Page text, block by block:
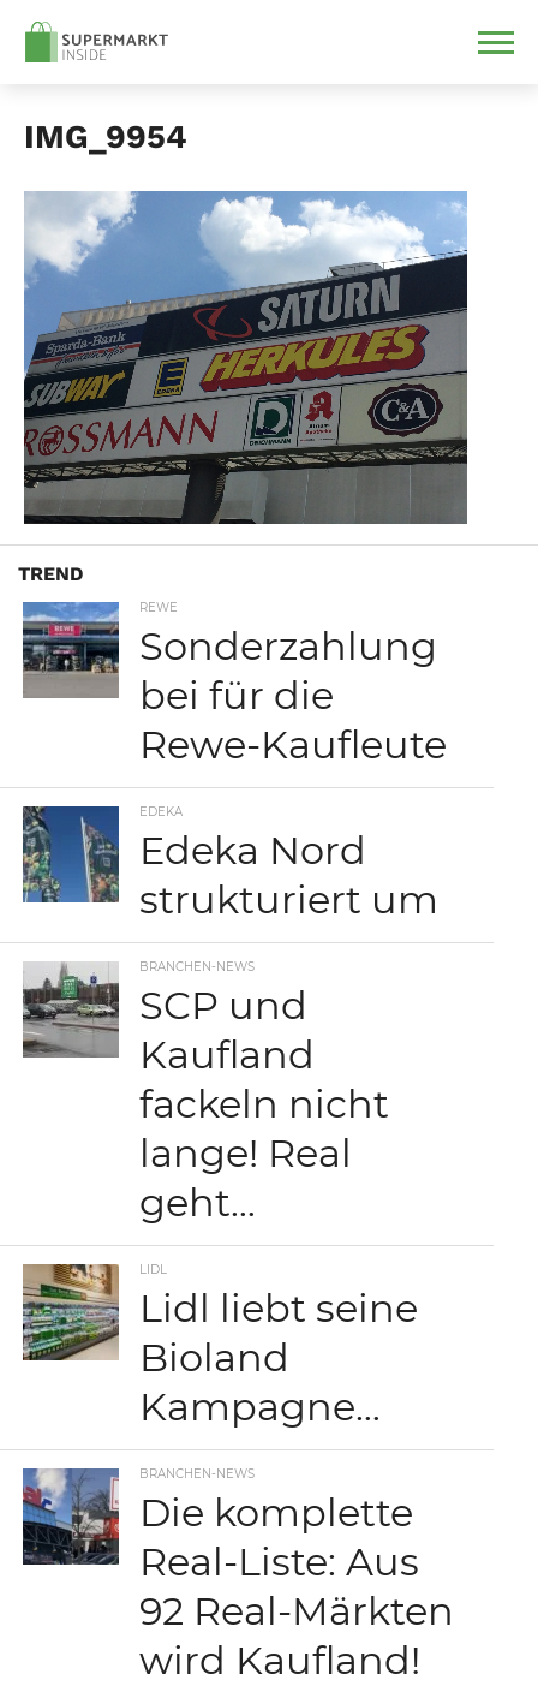
IMG_9954
TREND
REWE
Sonderzahlung
bei für die
Rewe-Kaufleute
EDEKA
Edeka Nord
strukturiert um
BRANCHEN-NEWS
SCP und
Kaufland
fackeln nicht
lange! Real
geht…
LIDL
Lidl liebt seine
Bioland
Kampagne…
BRANCHEN-NEWS
Die komplette
Real-Liste: Aus
92 Real-Märkten
wird Kaufland!